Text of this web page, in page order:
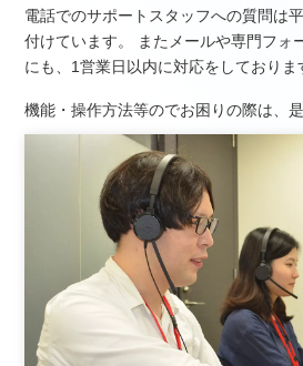
電話でのサポートスタッフへの質問は
付けています。 またメールや専門フォ
にも、1営業日以内に対応をしておりま
機能・操作方法等のでお困りの際は、